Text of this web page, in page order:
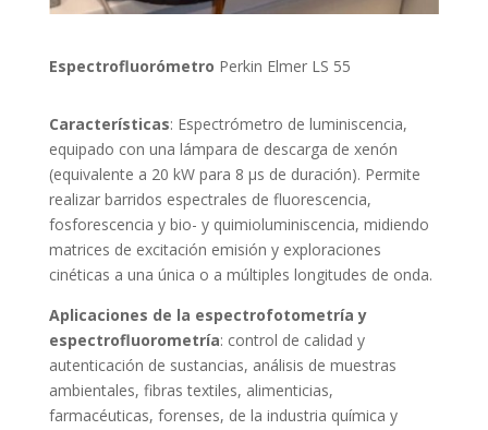
Espectrofluorómetro Perkin Elmer LS 55
Características: Espectrómetro de luminiscencia,
equipado con una lámpara de descarga de xenón
(equivalente a 20 kW para 8 μs de duración). Permite
realizar barridos espectrales de fluorescencia,
fosforescencia y bio- y quimioluminiscencia, midiendo
matrices de excitación emisión y exploraciones
cinéticas a una única o a múltiples longitudes de onda.
Aplicaciones de la espectrofotometría y
espectrofluorometría: control de calidad y
autenticación de sustancias, análisis de muestras
ambientales, fibras textiles, alimenticias,
farmacéuticas, forenses, de la industria química y